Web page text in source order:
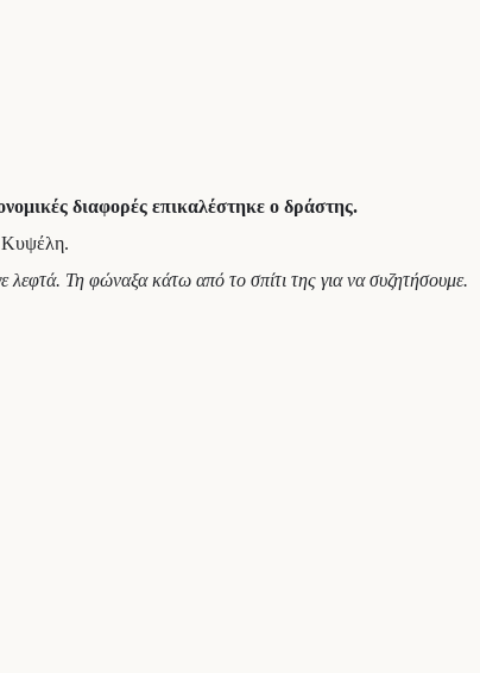
διαφορές επικαλέστηκε ο δράστης.
Κυψέλη.
λεφτά. Τη φώναξα κάτω από το σπίτι της για να συζητήσουμε.